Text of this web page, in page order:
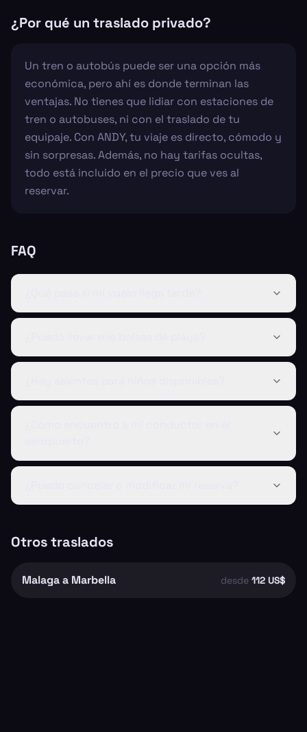
¿Por qué un traslado privado?
Un tren o autobús puede ser una opción más
económica, pero ahí es donde terminan las
ventajas. No tienes que lidiar con estaciones de
tren o autobuses, ni con el traslado de tu
equipaje. Con ANDY, tu viaje es directo, cómodo y
sin sorpresas. Además, no hay tarifas ocultas,
todo está incluido en el precio que ves al
reservar.
FAQ
Otros traslados
Malaga a Marbella desde 112 US$